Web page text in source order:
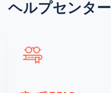
ヘルプセンター